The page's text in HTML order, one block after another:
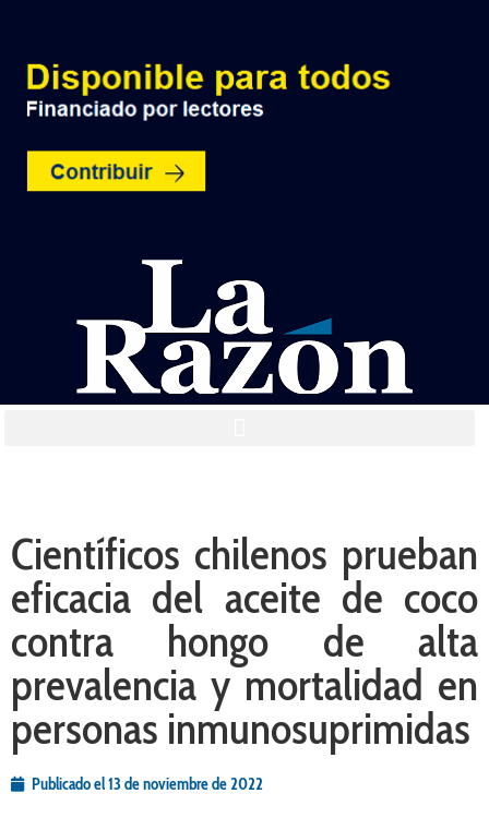
Científicos chilenos prueban
eficacia del aceite de coco
contra hongo de alta
prevalencia y mortalidad en
personas inmunosuprimidas
Publicado el13 de noviembre de 2022